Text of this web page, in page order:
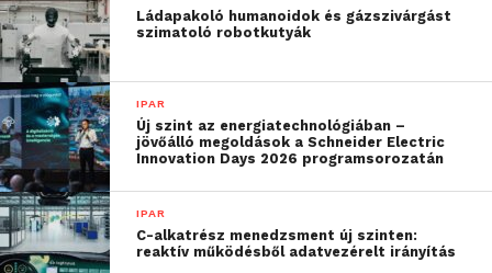
elhelyezhetünk, bővebb termékkínálatot bemutatva.
Termékkihelyezés
Ügyfeleink megismertetik velünk
termékcsoportjaikat, mely szerint javasoljuk a
polcos vagy perforált hátfalas kihelyezést az
akasztós termékeknek. Szimpla vagy dupla
kialakítású kampókat választhatnak, különböző
hosszméretben. A termék súlyától függően,
Ládapakoló humanoidok és gázszivárgást
szimatoló robotkutyák
IPAR
Új szint az energiatechnológiában –
jövőálló megoldások a Schneider Electric
Innovation Days 2026 programsorozatán
IPAR
C-alkatrész menedzsment új szinten:
reaktív működésből adatvezérelt irányítás